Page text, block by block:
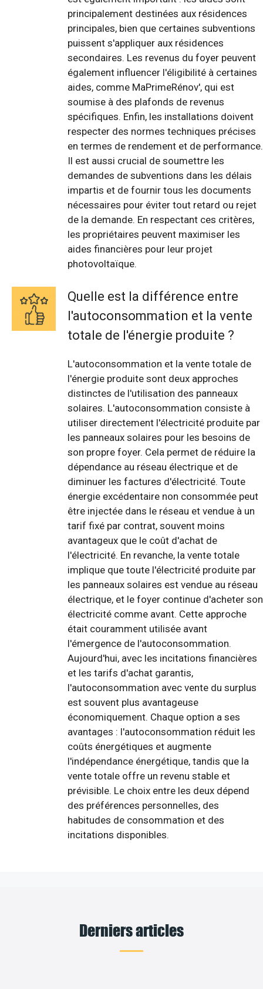
principalement destinées aux résidences
principales, bien que certaines subventions
puissent s'appliquer aux résidences
secondaires. Les revenus du foyer peuvent
également influencer l'éligibilité à certaines
aides, comme MaPrimeRénov', qui est
soumise à des plafonds de revenus
spécifiques. Enfin, les installations doivent
respecter des normes techniques précises
en termes de rendement et de performance.
Il est aussi crucial de soumettre les
demandes de subventions dans les délais
impartis et de fournir tous les documents
nécessaires pour éviter tout retard ou rejet
de la demande. En respectant ces critères,
les propriétaires peuvent maximiser les
aides financières pour leur projet
photovoltaïque.
Quelle est la différence entre
l'autoconsommation et la vente
totale de l'énergie produite ?
L'autoconsommation et la vente totale de
l'énergie produite sont deux approches
distinctes de l'utilisation des panneaux
solaires. L'autoconsommation consiste à
utiliser directement l'électricité produite par
les panneaux solaires pour les besoins de
son propre foyer. Cela permet de réduire la
dépendance au réseau électrique et de
diminuer les factures d'électricité. Toute
énergie excédentaire non consommée peut
être injectée dans le réseau et vendue à un
tarif fixé par contrat, souvent moins
avantageux que le coût d'achat de
l'électricité. En revanche, la vente totale
implique que toute l'électricité produite par
les panneaux solaires est vendue au réseau
électrique, et le foyer continue d'acheter son
électricité comme avant. Cette approche
était couramment utilisée avant
l'émergence de l'autoconsommation.
Aujourd'hui, avec les incitations financières
et les tarifs d'achat garantis,
l'autoconsommation avec vente du surplus
est souvent plus avantageuse
économiquement. Chaque option a ses
avantages : l'autoconsommation réduit les
coûts énergétiques et augmente
l'indépendance énergétique, tandis que la
vente totale offre un revenu stable et
prévisible. Le choix entre les deux dépend
des préférences personnelles, des
habitudes de consommation et des
incitations disponibles.
Derniers articles